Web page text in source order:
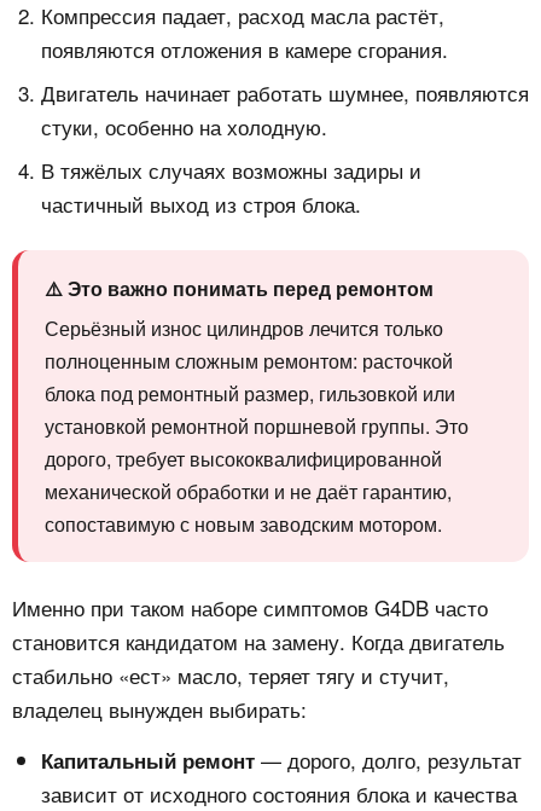
Компрессия падает, расход масла растёт,
появляются отложения в камере сгорания.
Двигатель начинает работать шумнее, появляются
стуки, особенно на холодную.
В тяжёлых случаях возможны задиры и
частичный выход из строя блока.
⚠️ Это важно понимать перед ремонтом
Серьёзный износ цилиндров лечится только
полноценным сложным ремонтом: расточкой
блока под ремонтный размер, гильзовкой или
установкой ремонтной поршневой группы. Это
дорого, требует высококвалифицированной
механической обработки и не даёт гарантию,
сопоставимую с новым заводским мотором.
Именно при таком наборе симптомов G4DB часто
становится кандидатом на замену. Когда двигатель
стабильно «ест» масло, теряет тягу и стучит,
владелец вынужден выбирать:
Капитальный ремонт — дорого, долго, результат
зависит от исходного состояния блока и качества